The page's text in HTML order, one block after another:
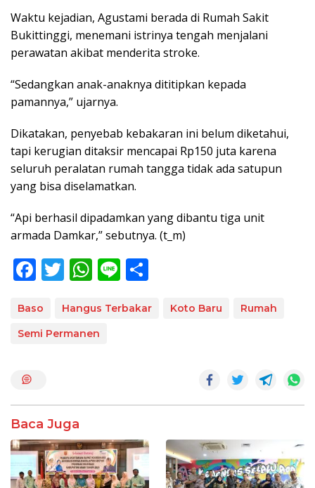
Waktu kejadian, Agustami berada di Rumah Sakit
Bukittinggi, menemani istrinya tengah menjalani
perawatan akibat menderita stroke.
“Sedangkan anak-anaknya dititipkan kepada
pamannya,” ujarnya.
Dikatakan, penyebab kebakaran ini belum diketahui,
tapi kerugian ditaksir mencapai Rp150 juta karena
seluruh peralatan rumah tangga tidak ada satupun
yang bisa diselamatkan.
“Api berhasil dipadamkan yang dibantu tiga unit
armada Damkar,” sebutnya. (t_m)
F
e
b
k
T
itt
er
W
at
s
p
Li
e ar
Baso Hangus Terbakar Koto Baru
Rumah
Semi Permanen
Baca Juga